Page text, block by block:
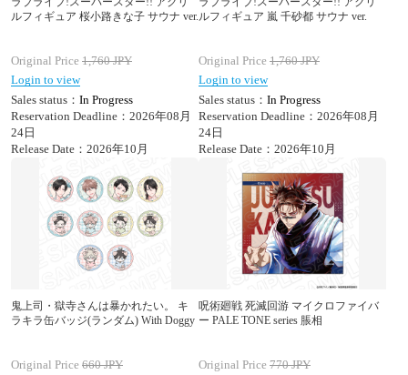
ルフィギュア 桜小路きな子 サウナ ver.
Original Price 1,760JPY
Login to view
Sales status： In Progress
Reservation Deadline：2026年08月
24日
Release Date：2026年10月
ルフィギュア 嵐 千砂都 サウナ ver.
Original Price 1,760JPY
Login to view
Sales status： In Progress
Reservation Deadline：2026年08月
24日
Release Date：2026年10月
鬼上司・獄寺さんは暴かれたい。 キ
ラキラ缶バッジ(ランダム) With Doggy
Original Price 660JPY
呪術廻戦 死滅回游 マイクロファイバ
ー PALE TONE series 脹相
Original Price 770JPY